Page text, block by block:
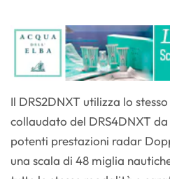
Il DRS2DNXT utilizza lo
collaudato del DRS4DNXT
potenti prestazioni radar
una scala di 48 miglia